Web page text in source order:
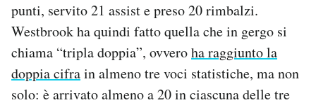
CALENDARIO
AREA PERSONALE
Area Personale
punti, servito 21 assist e preso 20 rimbalzi.
Westbrook ha quindi fatto quella che in gergo si
chiama “tripla doppia”, ovveroha raggiunto la
doppia cifrain almeno tre voci statistiche, ma non
solo: è arrivato almeno a 20 in ciascuna delle tre